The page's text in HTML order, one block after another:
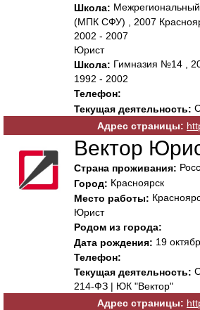
Школа:
(МПК СФУ) , 2007
2002 - 2007
Юрист
Школа: Гимназия №14 ,
1992 - 2002
Телефон:
Текущая деятельность:
Адрес страницы:
Вектор
Страна проживания:
Город: Красноярск
Место работы:
Юрист
Родом из города:
Дата рождения: 19
Телефон:
Текущая деятельность:
214-ФЗ | ЮК "Вектор"
Адрес страницы: